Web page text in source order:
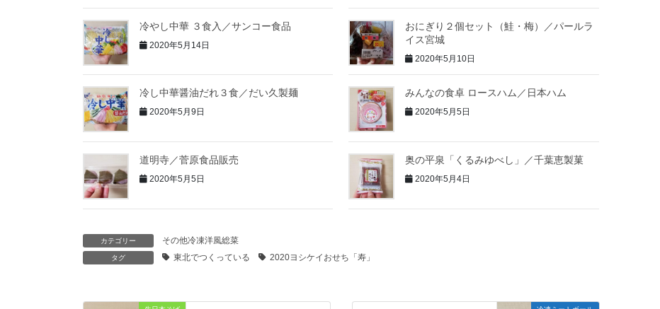
冷やし中華 ３食入／サンコー食品
2020年5月14日
おにぎり２個セット（鮭・梅）／パールラ
イス宮城
2020年5月10日
冷し中華醤油だれ３食／だい久製麺
2020年5月9日
みんなの食卓 ロースハム／日本ハム
2020年5月5日
道明寺／菅原食品販売
2020年5月5日
奥の平泉「くるみゆべし」／千葉恵製菓
2020年5月4日
カテゴリー その他冷凍洋風総菜
タグ 東北でつくっている 2020ヨシケイおせち「寿」